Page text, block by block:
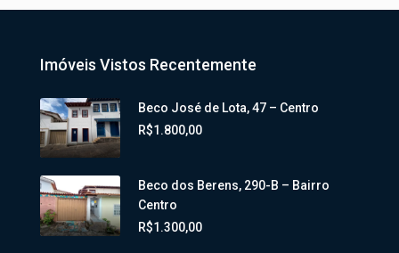
Imóveis Vistos Recentemente
Beco José de Lota, 47 – Centro
R$1.800,00
Beco dos Berens, 290-B – Bairro
Centro
R$1.300,00